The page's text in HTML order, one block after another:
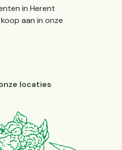
in Herent
aan in onze
locaties